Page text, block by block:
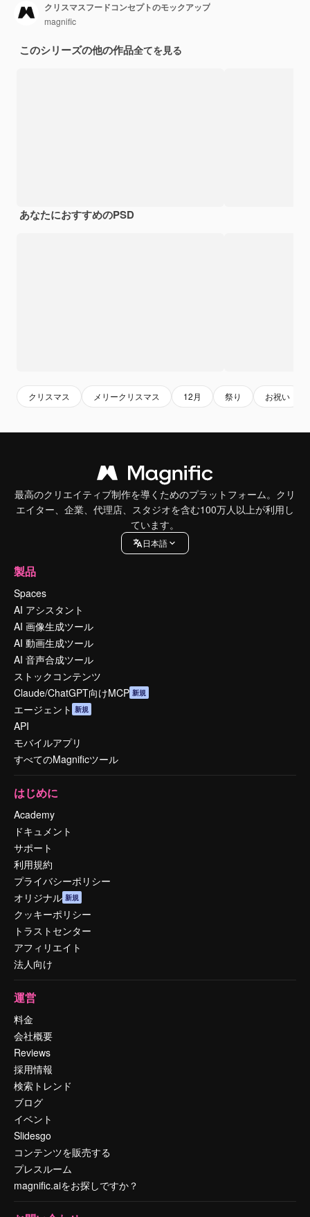
クリスマスフードコンセプトのモックアップ
magnific
このシリーズの他の作品全てを見る
あなたにおすすめのPSD
クリスマス メリークリスマス 12月 祭り お祝い
最高のクリエイティブ制作を導くためのプラットフォーム。クリ
エイター、企業、代理店、スタジオを含む100万人以上が利用し
ています。
日本語
製品
Spaces
AI アシスタント
AI 画像生成ツール
AI 動画生成ツール
AI 音声合成ツール
ストックコンテンツ
Claude/ChatGPT向けMCP 新規
エージェント 新規
API
モバイルアプリ
すべてのMagnificツール
はじめに
Academy
ドキュメント
サポート
利用規約
プライバシーポリシー
オリジナル 新規
クッキーポリシー
トラストセンター
アフィリエイト
法人向け
運営
料金
会社概要
Reviews
採用情報
検索トレンド
ブログ
イベント
Slidesgo
コンテンツを販売する
プレスルーム
magnific.aiをお探しですか？